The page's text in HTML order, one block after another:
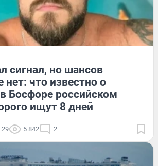
сигнал, но шансов
что известно о
Босфоре российском
ищут 8 дней
5 842 2